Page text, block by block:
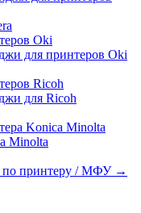
Oki
для принтеров Oki
Ricoh
для Ricoh
Konica Minolta
Minolta
по принтеру / МФУ →